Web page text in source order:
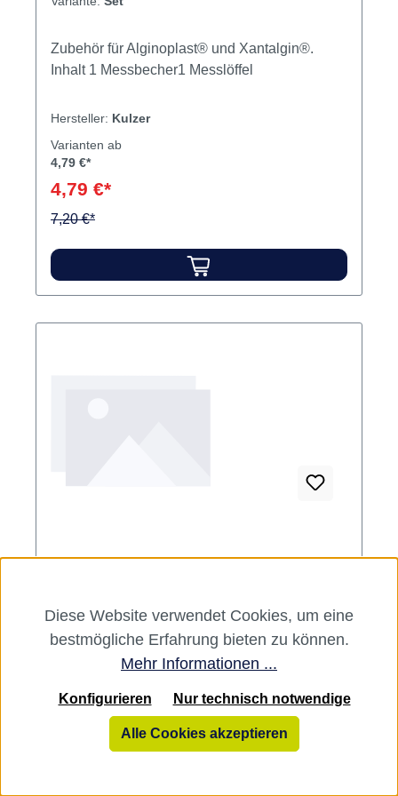
Zubehör für Alginoplast® und Xantalgin®.
Inhalt 1 Messbecher1 Messlöffel
Hersteller: Kulzer
Varianten ab
4,79 €*
4,79 €*
7,20 €*
Variante:Stück grün, flexible
Anmischbecher für Alginate. Inhalt Becher
Dentsply Sirona
Diese Website verwendet Cookies, um eine
bestmögliche Erfahrung bieten zu können.
Mehr Informationen ...
Nur technisch notwendige
Konfigurieren
Alle Cookies akzeptieren